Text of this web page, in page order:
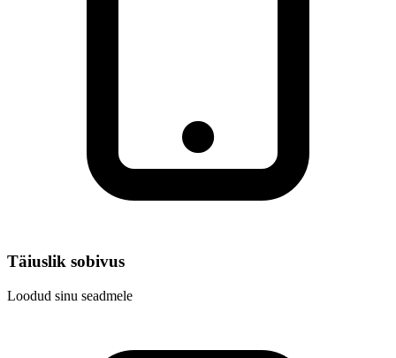
Täiuslik sobivus
Loodud sinu seadmele